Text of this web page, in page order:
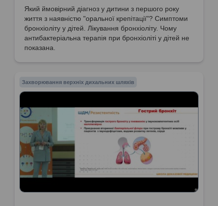
Який ймовірний діагноз у дитини з першого року
життя з наявністю "оральної крепітації"? Симптоми
бронхіоліту у дітей. Лікування бронхіоліту. Чому
антибактеріальна терапія при бронхіоліті у дітей не
показана.
Захворювання верхніх дихальних шляхів